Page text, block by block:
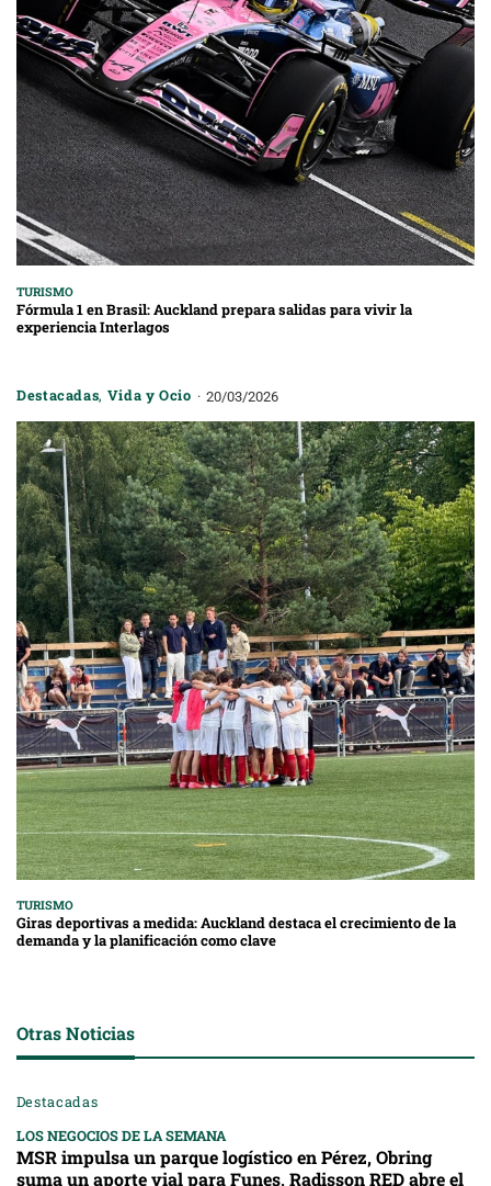
TURISMO
Fórmula 1 en Brasil: Auckland prepara salidas para vivir la
experiencia Interlagos
Destacadas, Vida y Ocio 20/03/2026
TURISMO
Giras deportivas a medida: Auckland destaca el crecimiento de la
demanda y la planificación como clave
Otras Noticias
Destacadas
LOS NEGOCIOS DE LA SEMANA
MSR impulsa un parque logístico en Pérez, Obring
suma un aporte vial para Funes, Radisson RED abre el